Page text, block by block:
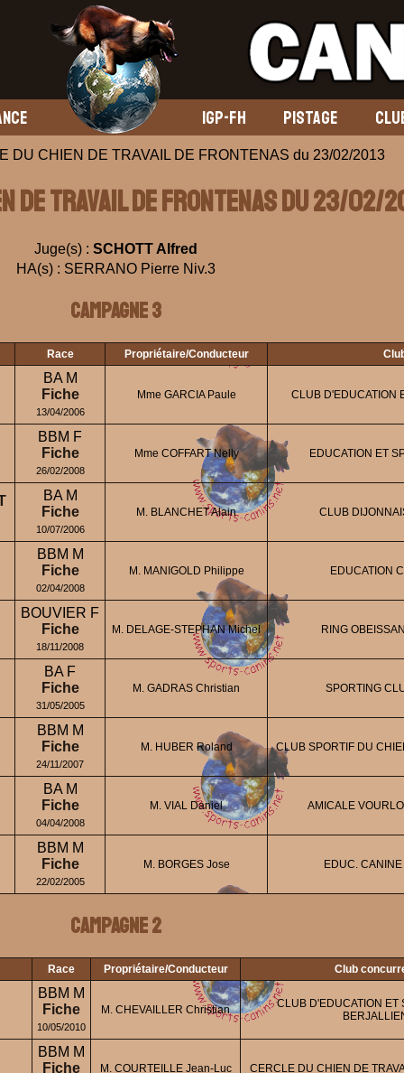
IGP-FH PISTAGE
DU CHIEN DE TRAVAIL DE FRONTENAS du 23/02/2013
DE TRAVAIL DE FRONTENAS du 23/02/
Juge(s) : SCHOTT Alfred
HA(s) : SERRANO Pierre Niv.3
Campagne 3
Race Propriétaire/Conducteur
BA M
Fiche
13/04/2006
Mme GARCIA Paule CLUB D'EDUCATION
BBM F
Fiche
26/02/2008
Mme COFFART Nelly EDUCATION ET
BA M
Fiche
10/07/2006
M. BLANCHET Alain CLUB
BBM M
Fiche
02/04/2008
M. MANIGOLD Philippe EDUCATION
BOUVIER F
Fiche
18/11/2008
M. DELAGE-STEPHAN Michel RING
BA F
Fiche
31/05/2005
M. GADRAS Christian SPORTING
BBM M
Fiche
24/11/2007
M. HUBER Roland CLUB SPORTIF DU
BA M
Fiche
04/04/2008
M. VIAL Daniel AMICALE
BBM M
Fiche
22/02/2005
M. BORGES Jose EDUC.
Campagne 2
Race Propriétaire/Conducteur Club
BBM M
Fiche
10/05/2010
M. CHEVAILLER Christian
CLUB D'EDUCATION ET
BBM M
Fiche
M. COURTEILLE Jean-Luc CERCLE DU CHIEN DE